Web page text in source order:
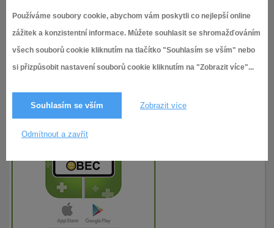
Používáme soubory cookie, abychom vám poskytli co nejlepší online
zážitek a konzistentní informace. Můžete souhlasit se shromažďováním
všech souborů cookie kliknutím na tlačítko "Souhlasím se vším" nebo
si přizpůsobit nastavení souborů cookie kliknutím na "Zobrazit více"...
Souhlasím se vším Zobrazit více
Odmítnout a zavřít